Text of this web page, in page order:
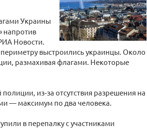
Украины
напротив
Новости.
выстроились украинцы. Около
размахивая флагами. Некоторые
из‑за отсутствия разрешения на
— максимум по два человека.
в перепалку с участниками